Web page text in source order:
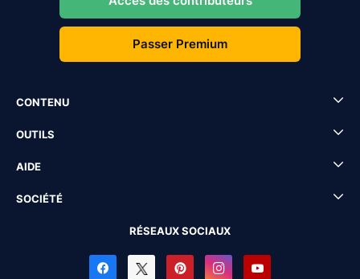
Passer Premium
CONTENU
OUTILS
AIDE
SOCIÉTÉ
RÉSEAUX SOCIAUX